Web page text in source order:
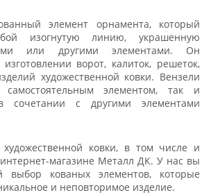
элемент орнамента, который
изогнутую линию, украшенную
или другими элементами. Он
ворот, калиток, решеток,
художественной ковки. Вензели
элементом, так и
в сочетании с другими элементами
ковки, в том числе и
магазине Металл ДК. У нас вы
выбор кованых элементов, которые
и неповторимое изделие.